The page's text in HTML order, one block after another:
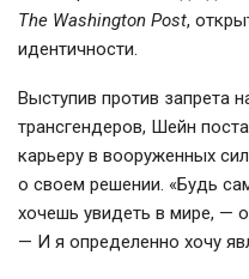
The Washington Post,
идентичности.
Выступив против запрета
трансгендеров, Шейн
карьеру в вооруженных
о своем решении. «Будь
хочешь увидеть в мире, —
— И я определенно хочу